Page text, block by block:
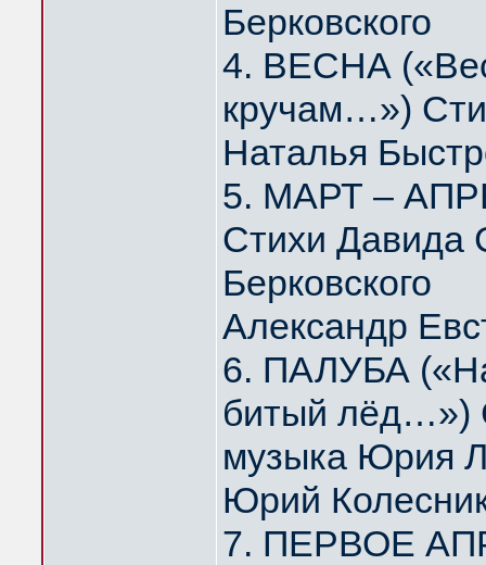
Берковского
4. ВЕСНА
кручам…»)
Наталья
5. МАРТ –
Стихи Давида
Берковского
Александр
6. ПАЛУБА
битый лёд…»)
музыка Юрия
Юрий
7. ПЕРВОЕ